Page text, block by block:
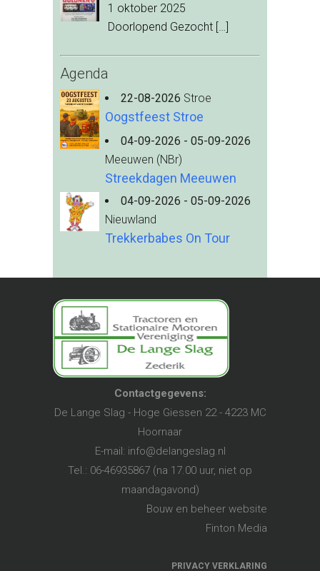
1 oktober 2025
Doorlopend Gezocht […]
Agenda
22-08-2026 Stroe
Oogstfeest Stroe
04-09-2026 - 05-09-2026
Meeuwen (NBr)
Streekdagen Meeuwen
04-09-2026 - 05-09-2026
Nieuwland
Trekkerbabes On Tour
Contactgegevens:
De Lange Slag - Hoge Giessen 22 - 4223 MC
Hoornaar
E-mail: info@delangeslag.nl
Tel.: 06-46935867 (na 17.00 uur, niet op
maandagavond)
Bouw en beheer website
Finton Media
PRIVACY VERKLARING